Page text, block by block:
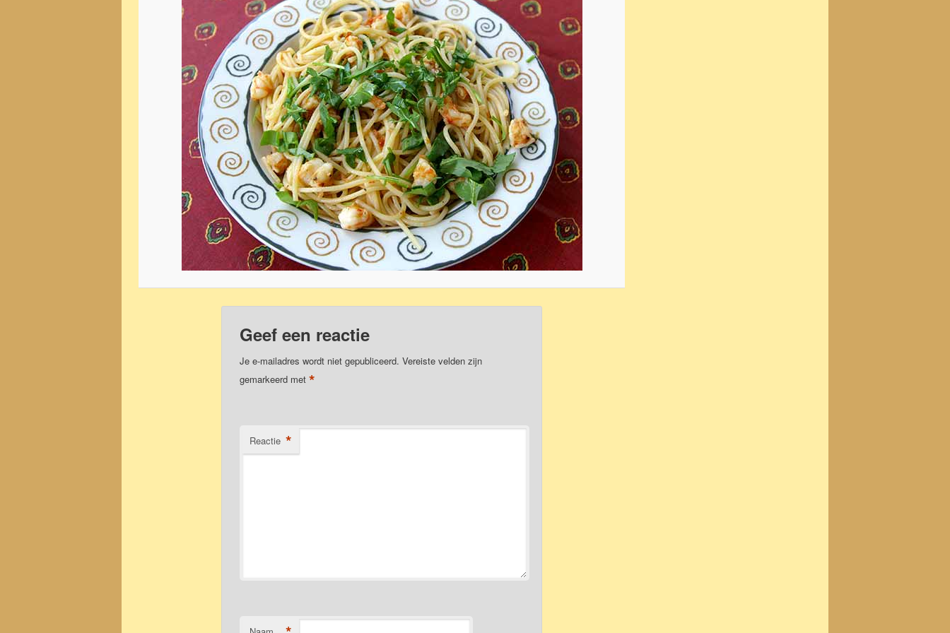
Geef een reactie
Je e-mailadres wordt niet gepubliceerd. Vereiste velden zijn
gemarkeerd met *
Reactie *